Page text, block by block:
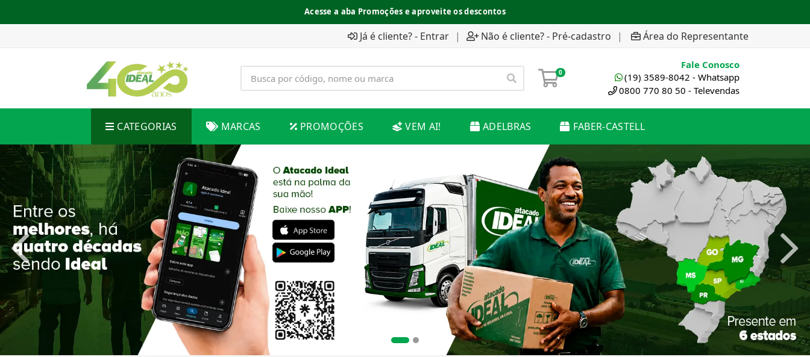
Acesse a aba Promoções e aproveite os descontos
Já é cliente? - Entrar | Não é cliente? - Pré-cadastro | Área do Representante
0
Fale Conosco
(19) 3589-8042 - Whatsapp
0800 770 80 50 - Televendas
CATEGORIAS MARCAS PROMOÇÕES VEM AI! ADELBRAS FABER-CASTELL